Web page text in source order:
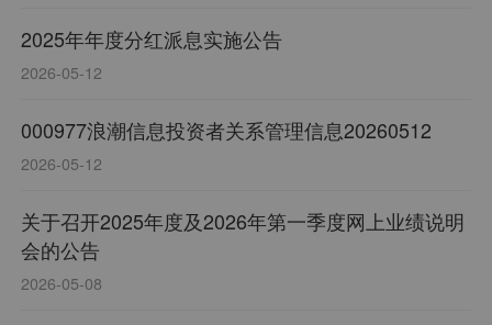
2025年年度分红派息实施公告
2026-05-12
000977浪潮信息投资者关系管理信息20260512
2026-05-12
关于召开2025年度及2026年第一季度网上业绩说明
会的公告
2026-05-08